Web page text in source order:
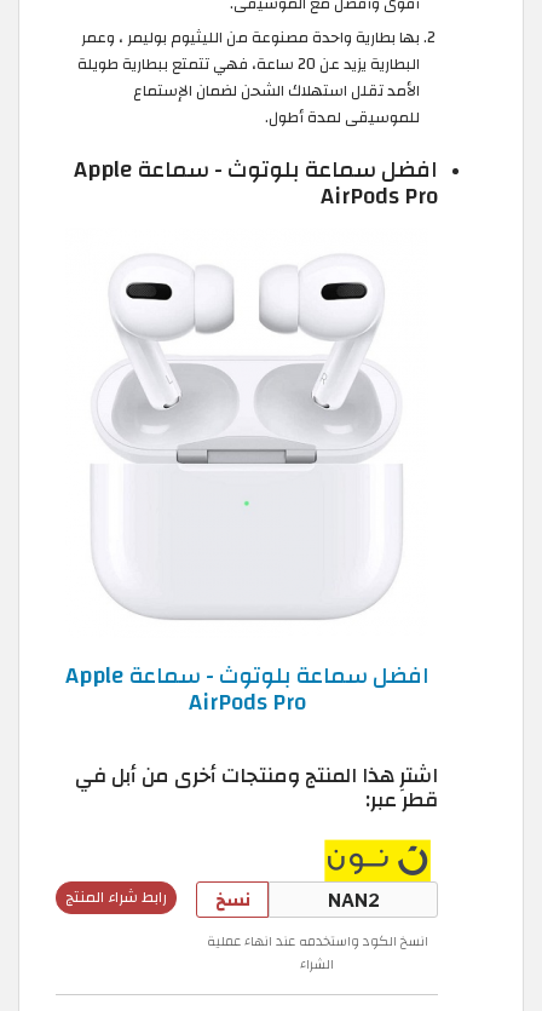
بها بطارية واحدة مصنوعة من الليثيوم بوليمر ، وعمر
البطارية يزيد عن 20 ساعة، فهي تتمتع ببطارية طويلة
الأمد تقلل استهلاك الشحن لضمان الإستماع
للموسيقى لمدة أطول.
افضل سماعة بلوتوث - سماعة Apple
AirPods Pro
افضل سماعة بلوتوث - سماعة Apple
AirPods Pro
اشترِ هذا المنتج ومنتجات أخرى من أبل في
قطر عبر:
رابط شراء المنتج نسخ
انسخ الكود واستخدمه عند انهاء عملية
الشراء